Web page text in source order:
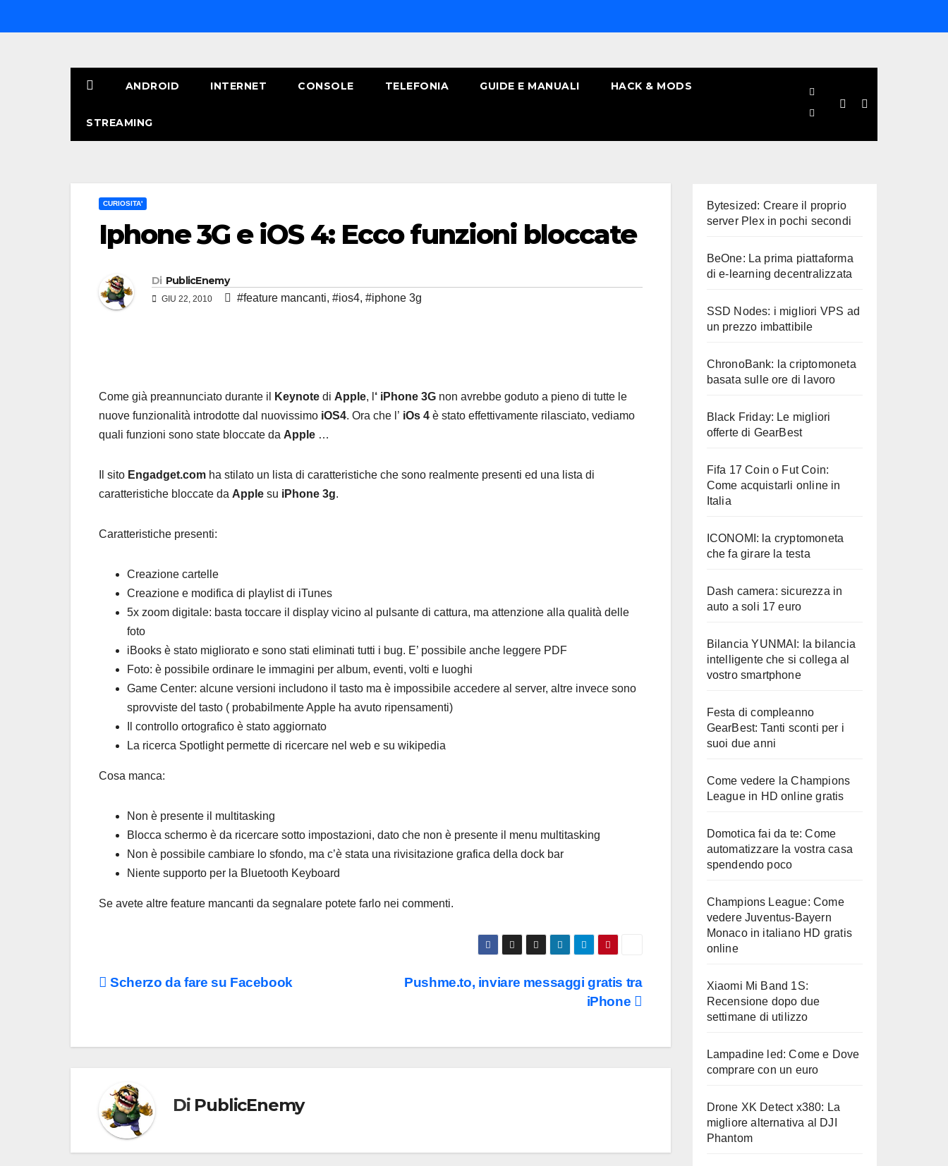
al
ANDROID INTERNET CONSOLE TELEFONIA GUIDE E MANUALI HACK & MODS
STREAMING
CURIOSITA'
Iphone 3G e iOS 4: Ecco funzioni bloccate
Di PublicEnemy
GIU 22, 2010 #feature mancanti, #ios4, #iphone 3g
Come già preannunciato durante il Keynote di Apple, l ‘ iPhone 3G non avrebbe goduto a pieno di tutte le
nuove funzionalità introdotte dal nuovissimo iOS4. Ora che l’ iOs 4 è stato effettivamente rilasciato, vediamo
quali funzioni sono state bloccate da Apple …
Il sito Engadget.com ha stilato un lista di caratteristiche che sono realmente presenti ed una lista di
caratteristiche bloccate da Apple su iPhone 3g.
Caratteristiche presenti:
Creazione cartelle
Creazione e modifica di playlist di iTunes
5x zoom digitale: basta toccare il display vicino al pulsante di cattura, ma attenzione alla qualità delle
foto
iBooks è stato migliorato e sono stati eliminati tutti i bug. E’ possibile anche leggere PDF
Foto: è possibile ordinare le immagini per album, eventi, volti e luoghi
Game Center: alcune versioni includono il tasto ma è impossibile accedere al server, altre invece sono
sprovviste del tasto ( probabilmente Apple ha avuto ripensamenti)
Il controllo ortografico è stato aggiornato
La ricerca Spotlight permette di ricercare nel web e su wikipedia
Cosa manca:
Non è presente il multitasking
Blocca schermo è da ricercare sotto impostazioni, dato che non è presente il menu multitasking
Non è possibile cambiare lo sfondo, ma c’è stata una rivisitazione grafica della dock bar
Niente supporto per la Bluetooth Keyboard
Se avete altre feature mancanti da segnalare potete farlo nei commenti.
Navigazione
Pushme.to, inviare messaggi gratis tra
iPhone
Scherzo da fare su Facebook
Di PublicEnemy
Bytesized: Creare il proprio
server Plex in pochi secondi
BeOne: La prima piattaforma
di e-learning decentralizzata
SSD Nodes: i migliori VPS ad
un prezzo imbattibile
ChronoBank: la criptomoneta
basata sulle ore di lavoro
Black Friday: Le migliori
offerte di GearBest
Fifa 17 Coin o Fut Coin:
Come acquistarli online in
Italia
ICONOMI: la cryptomoneta
che fa girare la testa
Dash camera: sicurezza in
auto a soli 17 euro
Bilancia YUNMAI: la bilancia
intelligente che si collega al
vostro smartphone
Festa di compleanno
GearBest: Tanti sconti per i
suoi due anni
Come vedere la Champions
League in HD online gratis
Domotica fai da te: Come
automatizzare la vostra casa
spendendo poco
Champions League: Come
vedere Juventus-Bayern
Monaco in italiano HD gratis
online
Xiaomi Mi Band 1S:
Recensione dopo due
settimane di utilizzo
Lampadine led: Come e Dove
comprare con un euro
Drone XK Detect x380: La
migliore alternativa al DJI
Phantom